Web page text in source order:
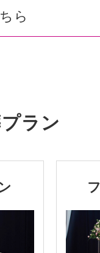
ら
プラン